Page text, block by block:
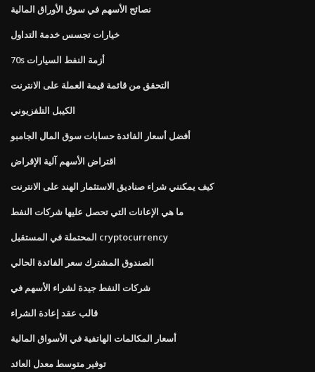
نصائح الأسهم في سوق الأوراق المالية
خيارات تجسس خدمة التداول
70s أزمة النفط السيارات
التحقق من قائمة قيمة العملة على الانترنت
الكيبل التلفزيوني
أفضل أسعار الفائدة حسابات سوق المال الجامبو
اقتراض الأسهم آلية الإقراض
كيف يمكنني شراء صناديق الاستثمار الهند على الانترنت
ما هي الإعانات التي تحصل عليها شركات النفط
المحتملة في المستقبل cryptocurrency
الصندوق المشترك سعر الفائدة الحالي
شركات النفط جيدة لشراء الأسهم في
قالب عقد إعادة الشراء
أسعار المكالمات الهاتفية في الأسواق المالية
توفير متوسط ​​معدل العائد